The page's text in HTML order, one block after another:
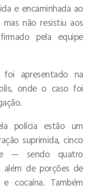
e encaminhada ao
mas não resistiu aos
pela equipe
apresentado na
onde o caso foi
polícia estão um
suprimida, cinco
— sendo quatro
de porções de
cocaína. Também